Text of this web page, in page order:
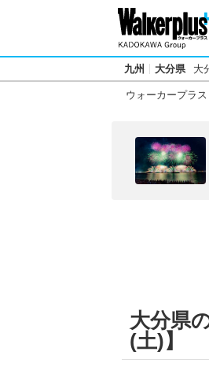
九州 大分県 大
ウォーカープラス
大分県
(土)】